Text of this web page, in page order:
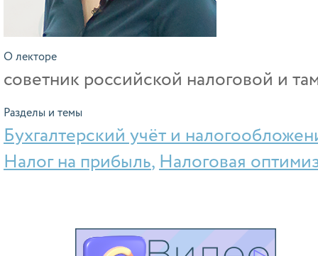
О лекторе
советник российской налоговой и
Разделы и темы
Бухгалтерский учёт и
Налог на прибыль,Налоговая